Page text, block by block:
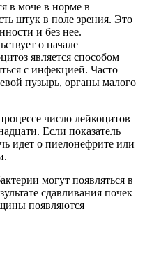
в моче в норме в
штук в поле зрения. Это
и без нее.
о начале
является способом
с инфекцией. Часто
пузырь, органы малого
число лейкоцитов
Если показатель
идет о пиелонефрите или
могут появляться в
сдавливания почек
появляются